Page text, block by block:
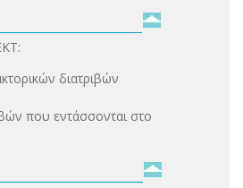
διατριβών
που εντάσσονται στο